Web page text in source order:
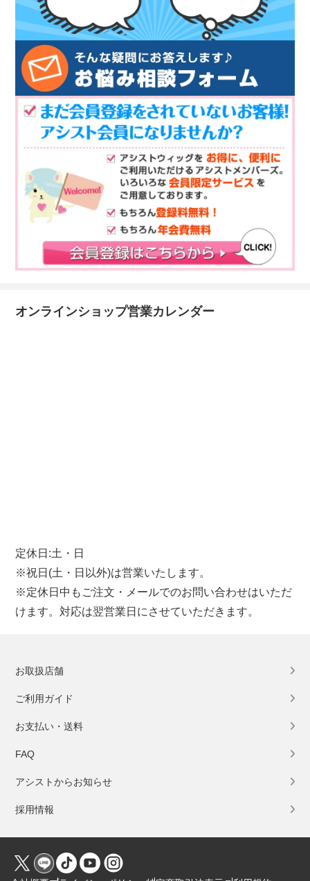
オンラインショップ営業カレンダー
定休日:土・日
※祝日(土・日以外)は営業いたします。
※定休日中もご注文・メールでのお問い合わせはいただ
けます。対応は翌営業日にさせていただきます。
お取扱店舗
ご利用ガイド
お支払い・送料
FAQ
アシストからお知らせ
採用情報